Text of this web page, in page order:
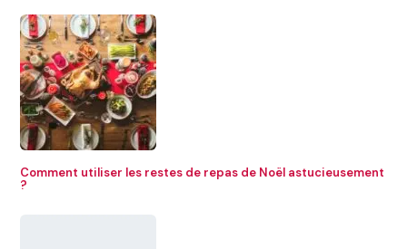
Comment utiliser les restes de repas de Noël astucieusement
?